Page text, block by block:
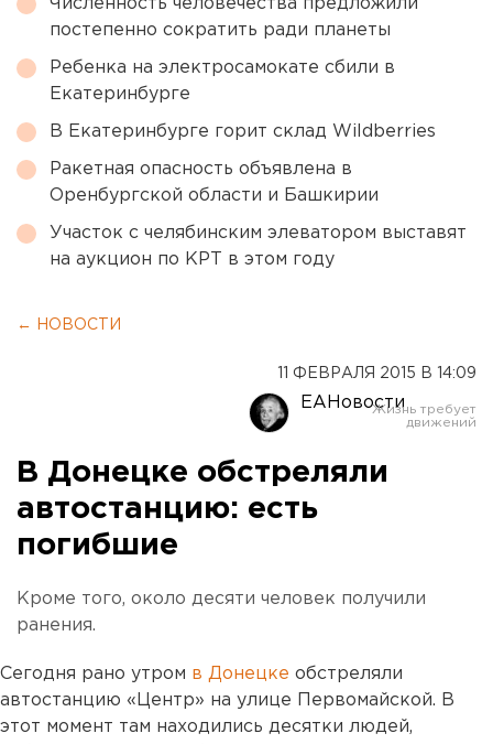
Численность человечества предложили
постепенно сократить ради планеты
Ребенка на электросамокате сбили в
Екатеринбурге
В Екатеринбурге горит склад Wildberries
Ракетная опасность объявлена в
Оренбургской области и Башкирии
Участок с челябинским элеватором выставят
на аукцион по КРТ в этом году
← НОВОСТИ
11 ФЕВРАЛЯ 2015 В 14:09
ЕАНовости
В Донецке обстреляли
автостанцию: есть
погибшие
Кроме того, около десяти человек получили
ранения.
Сегодня рано утром в Донецке обстреляли
автостанцию «Центр» на улице Первомайской. В
этот момент там находились десятки людей,